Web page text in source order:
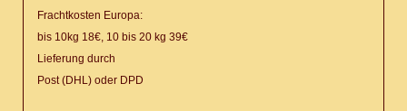
Frachtkosten Europa:
bis 10kg 18€, 10 bis 20 kg 39€
Lieferung durch
Post (DHL) oder DPD